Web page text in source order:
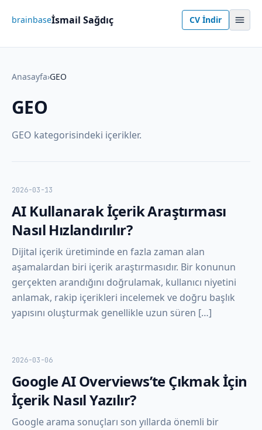
brainbaseİsmail Sağdıç CV İndir
Anasayfa›GEO
GEO
GEO kategorisindeki içerikler.
2026-03-13
AI Kullanarak İçerik Araştırması
Nasıl Hızlandırılır?
Dijital içerik üretiminde en fazla zaman alan
aşamalardan biri içerik araştırmasıdır. Bir konunun
gerçekten arandığını doğrulamak, kullanıcı niyetini
anlamak, rakip içerikleri incelemek ve doğru başlık
yapısını oluşturmak genellikle uzun süren […]
2026-03-06
Google AI Overviews’te Çıkmak İçin
İçerik Nasıl Yazılır?
Google arama sonuçları son yıllarda önemli bir